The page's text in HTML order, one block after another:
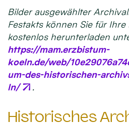
Bilder ausgewählter
Festakts können Sie für
kostenlos herunterladen
https://mam.erzbistum-
koeln.de/web/
um-des-historischen-
ln/
.
Historisches